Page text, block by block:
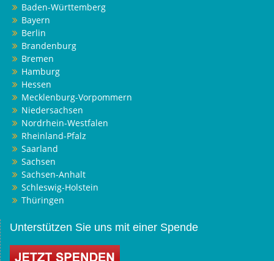
Baden-Württemberg
Bayern
Berlin
Brandenburg
Bremen
Hamburg
Hessen
Mecklenburg-Vorpommern
Niedersachsen
Nordrhein-Westfalen
Rheinland-Pfalz
Saarland
Sachsen
Sachsen-Anhalt
Schleswig-Holstein
Thüringen
Unterstützen Sie uns mit einer Spende